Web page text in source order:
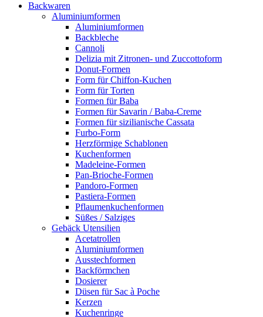
Backwaren
Aluminiumformen
Aluminiumformen
Backbleche
Cannoli
Delizia mit Zitronen- und Zuccottoform
Donut-Formen
Form für Chiffon-Kuchen
Form für Torten
Formen für Baba
Formen für Savarin / Baba-Creme
Formen für sizilianische Cassata
Furbo-Form
Herzförmige Schablonen
Kuchenformen
Madeleine-Formen
Pan-Brioche-Formen
Pandoro-Formen
Pastiera-Formen
Pflaumenkuchenformen
Süßes / Salziges
Gebäck Utensilien
Acetatrollen
Aluminiumformen
Ausstechformen
Backförmchen
Dosierer
Düsen für Sac à Poche
Kerzen
Kuchenringe